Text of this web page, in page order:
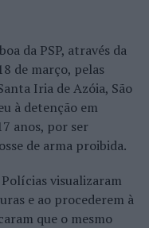
da PSP, através da
de março, pelas
Iria de Azóia, São
à detenção em
anos, por ser
de arma proibida.
visualizaram
e ao procederem à
que o mesmo